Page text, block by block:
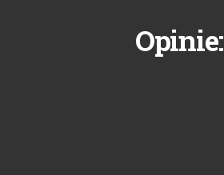
Opinie: